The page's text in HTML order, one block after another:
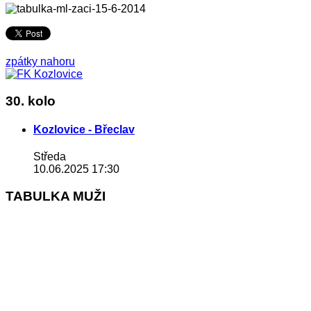
zpátky nahoru
30. kolo
Kozlovice - Břeclav
Středa
10.06.2025 17:30
TABULKA MUŽI